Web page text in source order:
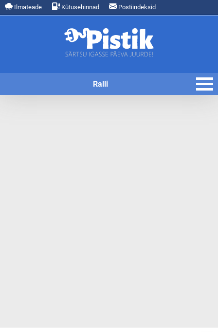
Ilmateade Kütusehinnad Postiindeksid
Ralli